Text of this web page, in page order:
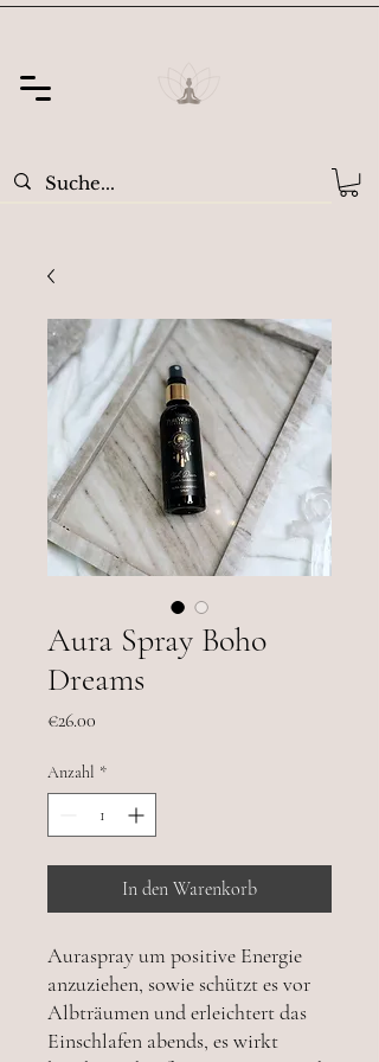
Aura Spray Boho
Dreams
€26.00
Anzahl *
In den Warenkorb
Auraspray um positive Energie
anzuziehen, sowie schützt es vor
Albträumen und erleichtert das
Einschlafen abends, es wirkt